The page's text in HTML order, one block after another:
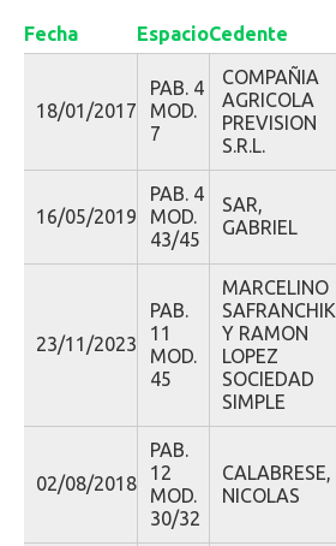
Fecha EspacioCedente
18/01/2017
PAB. 4
MOD.
7
COMPAÑIA
AGRICOLA
PREVISION
S.R.L.
16/05/2019
PAB. 4
MOD.
43/45
SAR,
GABRIEL
23/11/2023
PAB.
11
MOD.
45
MARCELINO
SAFRANCHIK
Y RAMON
LOPEZ
SOCIEDAD
SIMPLE
02/08/2018
PAB.
12
MOD.
30/32
CALABRESE,
NICOLAS